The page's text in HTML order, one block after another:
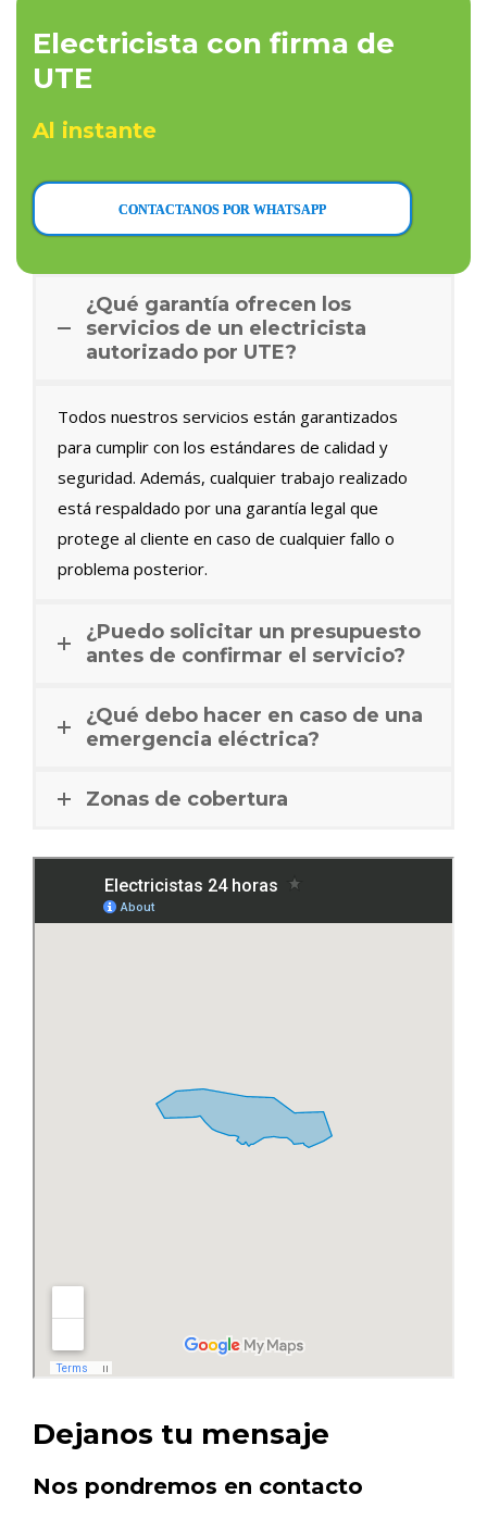
Electricista con firma de
UTE
Al instante
CONTACTANOS POR WHATSAPP
¿Qué garantía ofrecen los
servicios de un electricista
autorizado por UTE?
Todos nuestros servicios están garantizados
para cumplir con los estándares de calidad y
seguridad. Además, cualquier trabajo realizado
está respaldado por una garantía legal que
protege al cliente en caso de cualquier fallo o
problema posterior.
¿Puedo solicitar un presupuesto
antes de confirmar el servicio?
¿Qué debo hacer en caso de una
emergencia eléctrica?
Zonas de cobertura
Dejanos tu mensaje
Nos pondremos en contacto